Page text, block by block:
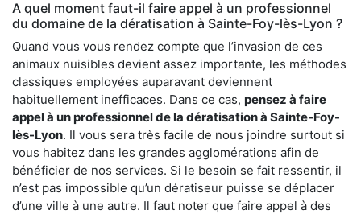
A quel moment faut-il faire appel à un professionnel
du domaine de la dératisation à Sainte-Foy-lès-Lyon ?
Quand vous vous rendez compte que l’invasion de ces
animaux nuisibles devient assez importante, les méthodes
classiques employées auparavant deviennent
habituellement inefficaces. Dans ce cas, pensez à faire
appel à un professionnel de la dératisation à Sainte-Foy-
lès-Lyon. Il vous sera très facile de nous joindre surtout si
vous habitez dans les grandes agglomérations afin de
bénéficier de nos services. Si le besoin se fait ressentir, il
n’est pas impossible qu’un dératiseur puisse se déplacer
d’une ville à une autre. Il faut noter que faire appel à des